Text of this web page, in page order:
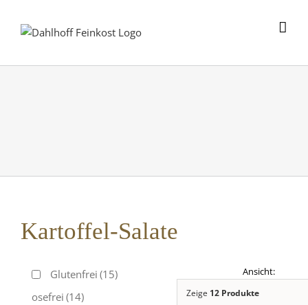
Kartoffel-Salate
Glutenfrei (15)
Laktosefrei (14)
Zeige 12 Produkte